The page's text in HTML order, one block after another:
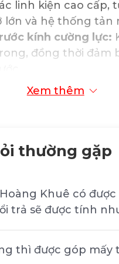
linh kiện cao cấp,
lớn và hệ thống
kính cường lực:
đồng thời đảm
trước:
Tối ưu hóa
nhất.
thước bo mạch chủ:
Xem thêm
thường gặp
Khuê có
trả sẽ được tính
thì được góp mấy